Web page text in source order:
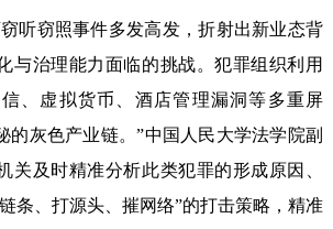
听窃照事件多发高发，折射出新业态背
与治理能力面临的挑战。犯罪组织利用
、虚拟货币、酒店管理漏洞等多重屏
的灰色产业链。”中国人民大学法学院副
关及时精准分析此类犯罪的形成原因、
条、打源头、摧网络”的打击策略，精准